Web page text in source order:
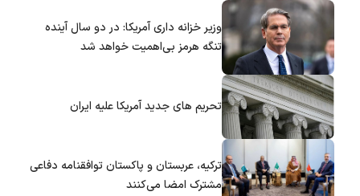
وزیر خزانه داری آمریکا: در دو سال آینده
تنگه هرمز بی‌اهمیت خواهد شد
تحریم های جدید آمریکا علیه ایران
ترکیه، عربستان و پاکستان توافقنامه دفاعی
مشترک امضا می‌کنند